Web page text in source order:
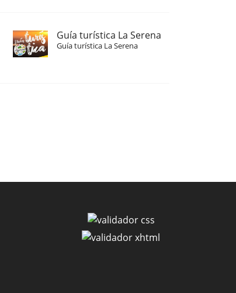
Guía turística La Serena
Guía turística La Serena